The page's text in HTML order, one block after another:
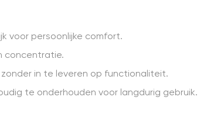
voor persoonlijke comfort.
concentratie.
in te leveren op functionaliteit.
te onderhouden voor langdurig gebruik.